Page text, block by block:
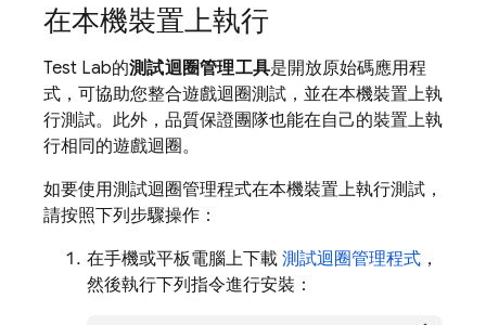
在本機裝置上執行
Test Lab的測試迴圈管理工具是開放原始碼應用程
式，可協助您整合遊戲迴圈測試，並在本機裝置上執
行測試。此外，品質保證團隊也能在自己的裝置上執
行相同的遊戲迴圈。
如要使用測試迴圈管理程式在本機裝置上執行測試，
請按照下列步驟操作：
在手機或平板電腦上下載 測試迴圈管理程式 ，
然後執行下列指令進行安裝：